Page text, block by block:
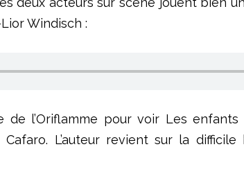
Windisch :
l’Oriflamme pour voir Les
L’auteur revient sur la